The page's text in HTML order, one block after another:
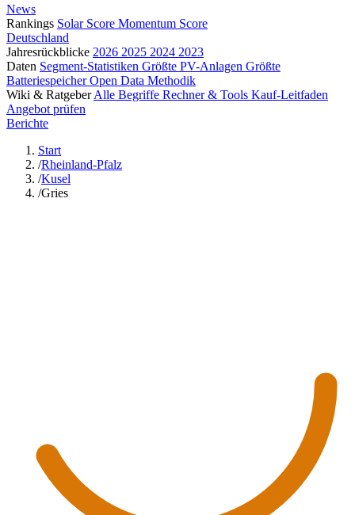
News
Rankings Solar Score Momentum Score
Deutschland
Jahresrückblicke 2026 2025 2024 2023
Daten Segment-Statistiken Größte PV-Anlagen Größte
BatteriespeicherOpen Data Methodik
Wiki & Ratgeber Alle Begriffe Rechner & Tools Kauf-Leitfaden
Angebot prüfen
Berichte
Start
/Rheinland-Pfalz
/Kusel
/Gries